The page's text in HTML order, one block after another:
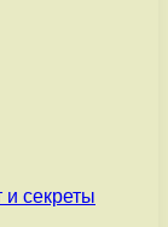
и секреты